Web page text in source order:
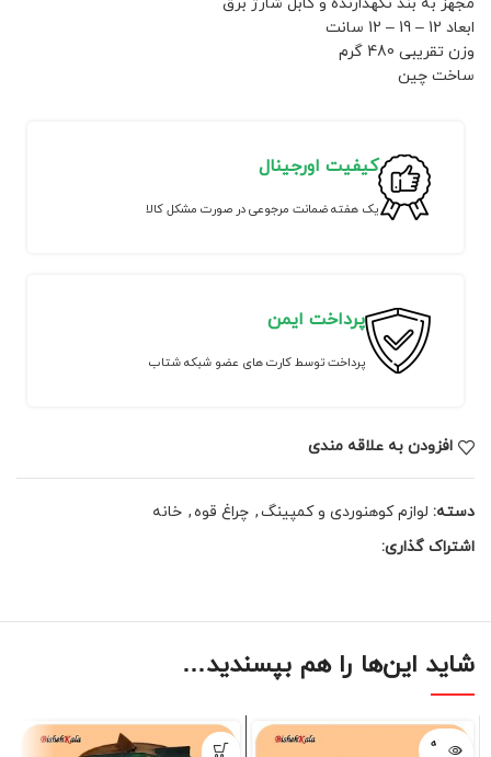
ابعاد 12 – 19 – 12 سانت
وزن تقریبی 480 گرم
ساخت چین
کیفیت اورجینال
یک هفته ضمانت مرجوعی در صورت مشکل کالا
پرداخت ایمن
پرداخت توسط کارت های عضو شبکه شتاب
افزودن به علاقه مندی
دسته: لوازم کوهنوردی و کمپینگ, چراغ قوه, خانه
اشتراک گذاری:
شاید این‌ها را هم بپسندید…
فروخته